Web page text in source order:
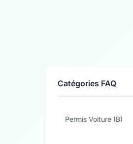
Catégories FAQ
Permis Voiture (B)